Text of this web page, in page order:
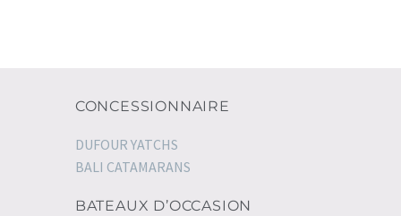
CONCESSIONNAIRE
DUFOUR YATCHS
BALI CATAMARANS
BATEAUX D’OCCASION